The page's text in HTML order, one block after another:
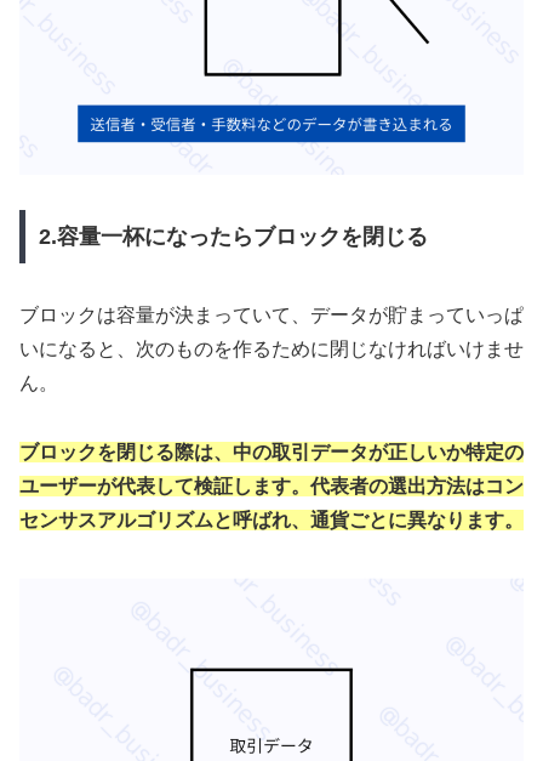
2.容量一杯になったらブロックを閉じる
ブロックは容量が決まっていて、データが貯まっていっぱ
いになると、次のものを作るために閉じなければいけませ
ん。
ブロックを閉じる際は、中の取引データが正しいか特定の
ユーザーが代表して検証します。 代表者の選出方法はコン
センサスアルゴリズムと呼ばれ、通貨ごとに異なります。